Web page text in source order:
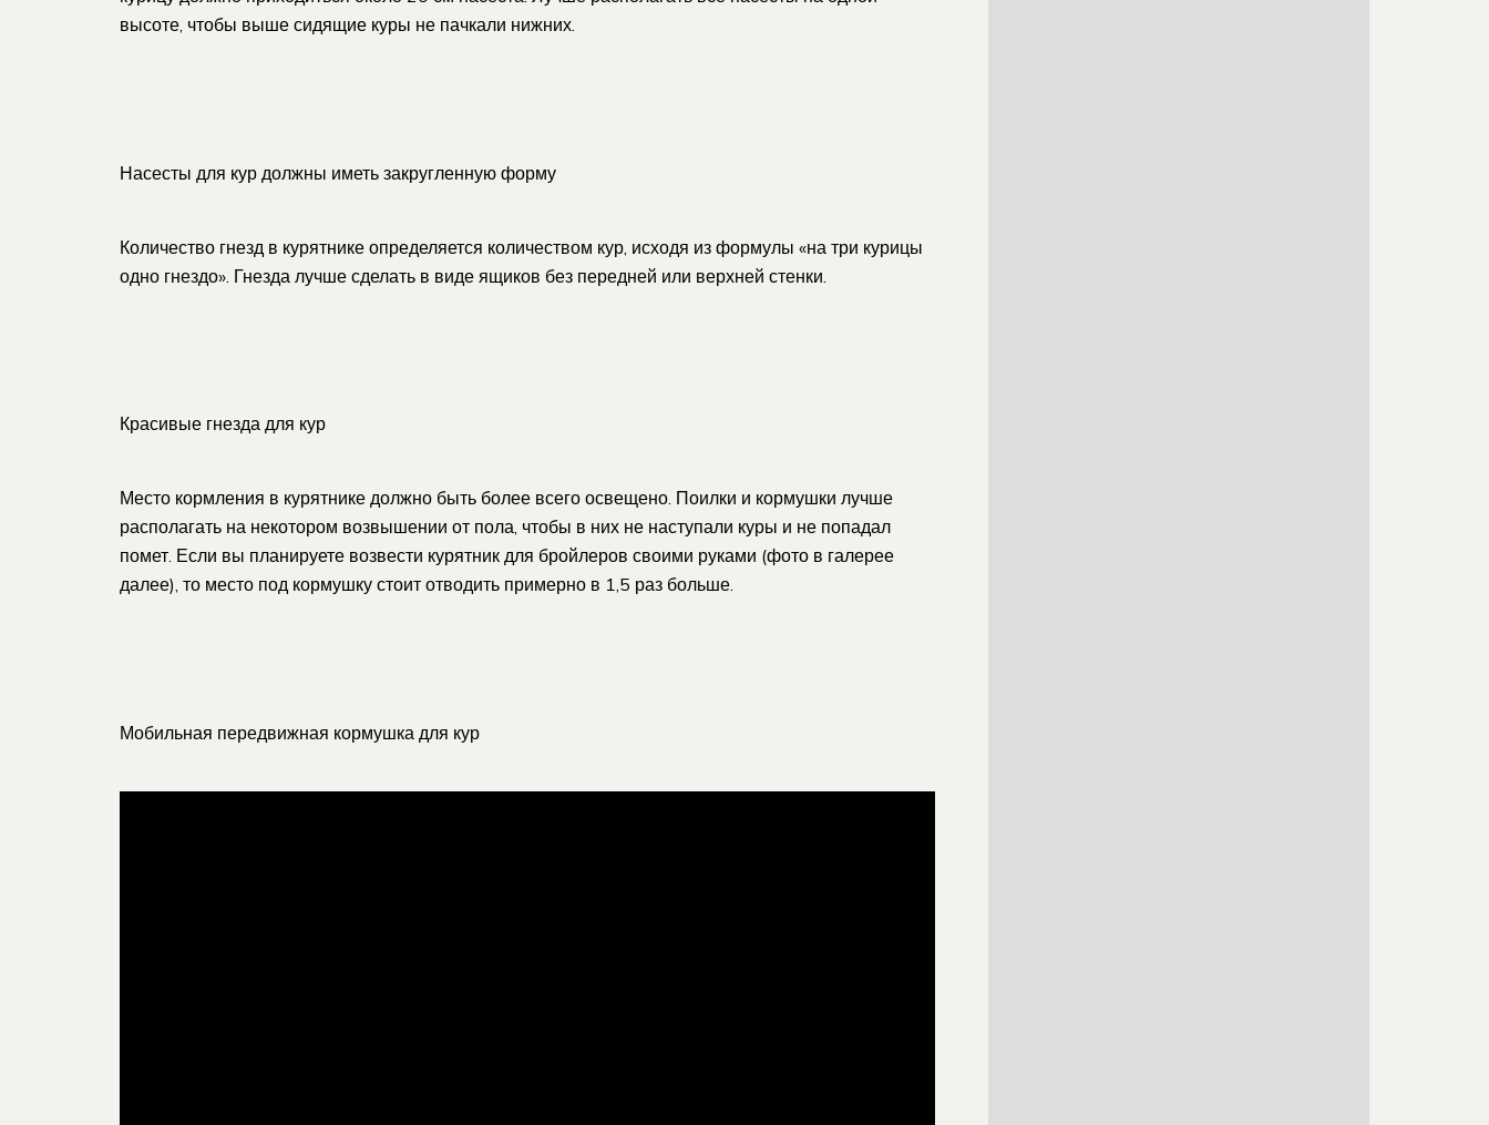
высоте, чтобы выше сидящие куры не пачкали нижних.
Насесты для кур должны иметь закругленную форму
Количество гнезд в курятнике определяется количеством кур, исходя из формулы «на три курицы
одно гнездо». Гнезда лучше сделать в виде ящиков без передней или верхней стенки.
Красивые гнезда для кур
Место кормления в курятнике должно быть более всего освещено. Поилки и кормушки лучше
располагать на некотором возвышении от пола, чтобы в них не наступали куры и не попадал
помет. Если вы планируете возвести курятник для бройлеров своими руками (фото в галерее
далее), то место под кормушку стоит отводить примерно в 1,5 раз больше.
Мобильная передвижная кормушка для кур